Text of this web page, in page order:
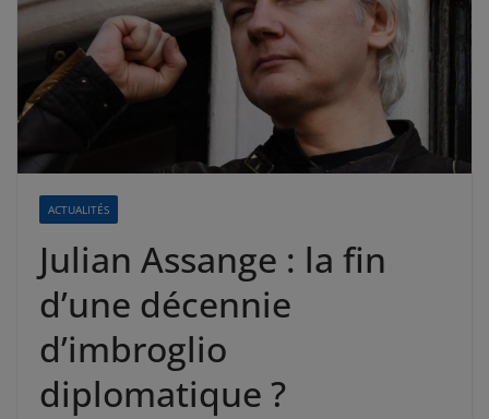
ACTUALITÉS
Julian Assange : la fin
d’une décennie
d’imbroglio
diplomatique ?